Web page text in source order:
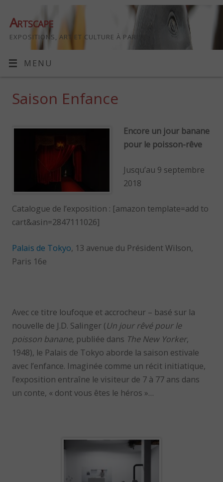
Artscape
EXPOSITIONS, ART ET CULTURE À PARIS
MENU
Saison Enfance
Encore un jour banane
pour le poisson-rêve
Jusqu’au 9 septembre
2018
Catalogue de l’exposition : [amazon template=add to
cart&asin=2847111026]
Palais de Tokyo, 13 avenue du Président Wilson,
Paris 16e
Avec ce titre loufoque et accrocheur – basé sur la
nouvelle de J.D. Salinger (Un jour rêvé pour le
poisson banane, publiée dans The New Yorker,
1948), le Palais de Tokyo aborde la saison estivale
avec l’enfance. Imaginée comme un récit initiatique,
l’exposition entraîne le visiteur de 7 à 77 ans dans
un conte, « dont vous êtes le héros »…